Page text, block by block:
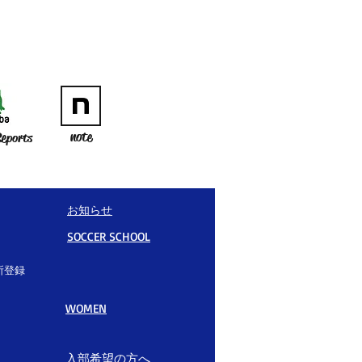
note
登録
お知らせ
SOCCER SCHOOL
WOMEN
入部希望の方へ​